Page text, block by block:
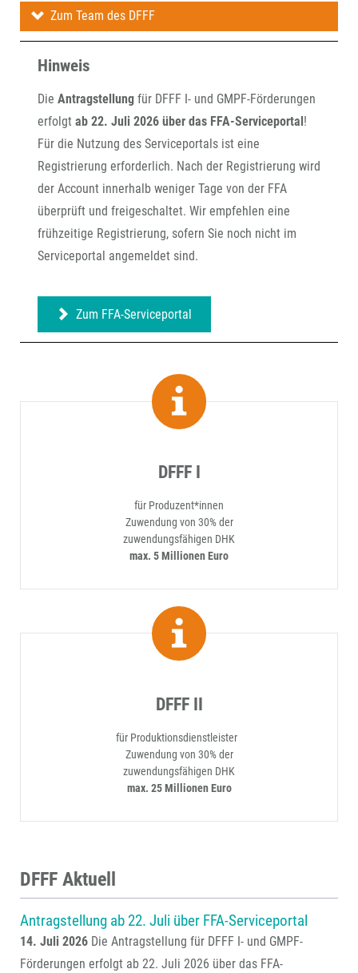
Zum Team des DFFF
Hinweis
Die Antragstellung für DFFF I- und GMPF-Förderungen
erfolgt ab 22. Juli 2026 über das FFA-Serviceportal !
Für die Nutzung des Serviceportals ist eine
Registrierung erforderlich. Nach der Registrierung wird
der Account innerhalb weniger Tage von der FFA
überprüft und freigeschaltet. Wir empfehlen eine
frühzeitige Registrierung, sofern Sie noch nicht im
Serviceportal angemeldet sind.
Zum FFA-Serviceportal
DFFF I
für Produzent*innen
Zuwendung von 30% der
zuwendungsfähigen DHK
max. 5 Millionen Euro
DFFF II
für Produktionsdienstleister
Zuwendung von 30% der
zuwendungsfähigen DHK
max. 25 Millionen Euro
DFFF Aktuell
Antragstellung ab 22. Juli über FFA-Serviceportal
14. Juli 2026 Die Antragstellung für DFFF I- und GMPF-
Förderungen erfolgt ab 22. Juli 2026 über das FFA-